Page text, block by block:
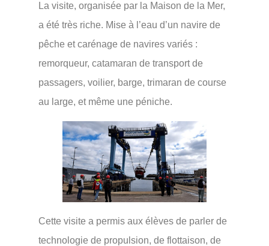
La visite, organisée par la Maison de la Mer,
a été très riche. Mise à l’eau d’un navire de
pêche et carénage de navires variés :
remorqueur, catamaran de transport de
passagers, voilier, barge, trimaran de course
au large, et même une péniche.
Cette visite a permis aux élèves de parler de
technologie de propulsion, de flottaison, de